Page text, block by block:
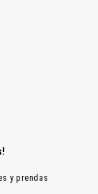
y prendas